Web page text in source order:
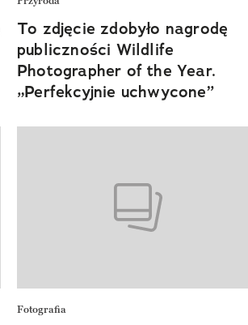
To zdjęcie zdobyło nagrodę
publiczności Wildlife
Photographer of the Year.
„Perfekcyjnie uchwycone”
Fotografia